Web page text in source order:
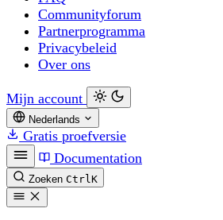
Communityforum
Partnerprogramma
Privacybeleid
Over ons
Mijn account
Nederlands
Gratis proefversie
Documentation
Zoeken CtrlK